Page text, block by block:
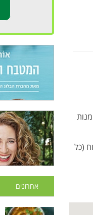
(כל
אחרונים